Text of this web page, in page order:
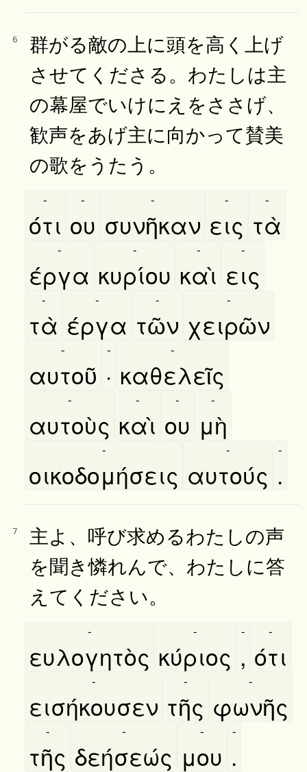
6
群がる敵の上に頭を高く上げ
させてくださる。わたしは主
の幕屋でいけにえをささげ、
歓声をあげ主に向かって賛美
の歌をうたう。
ότι
-
ου
-
συνῆκαν
-
εις
-
τὰ
-
έργα
-
κυρίου
-
καὶ
-
εις
-
τὰ
-
έργα
-
τῶν
-
χειρῶν
-
αυτοῦ
-
·
-
καθελεῖς
-
αυτοὺς
-
καὶ
-
ου
-
μὴ
-
οικοδομήσεις
-
αυτούς
-
.
-
7
主よ、呼び求めるわたしの声
を聞き憐れんで、わたしに答
えてください。
ευλογητὸς
-
κύριος
-
,
-
ότι
-
εισήκουσεν
-
τῆς
-
φωνῆς
-
τῆς
-
δεήσεώς
-
μου
-
.
-